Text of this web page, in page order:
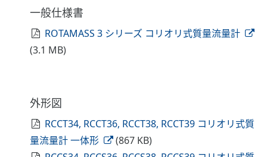
一般仕様書
ROTAMASS 3 シリーズ コリオリ式質量流量計
(3.1 MB)
外形図
RCCT34, RCCT36, RCCT38, RCCT39 コリオリ式質
量流量計 一体形
(867 KB)